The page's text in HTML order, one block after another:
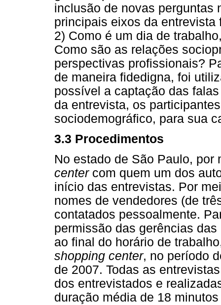
inclusão de novas perguntas
principais eixos da
2) Como é um dia de
Como são as relações
perspectivas profissionais?
de maneira fidedigna, foi
possível a captação das
da entrevista, os
sociodemográfico, para sua
3.3 Procedimentos
No estado de São Paulo,
center com quem um dos
início das entrevistas. Por
nomes de vendedores (de
contatados pessoalmente.
permissão das gerências
ao final do horário de
shopping center, no período
de 2007. Todas as
dos entrevistados e
duração média de 18